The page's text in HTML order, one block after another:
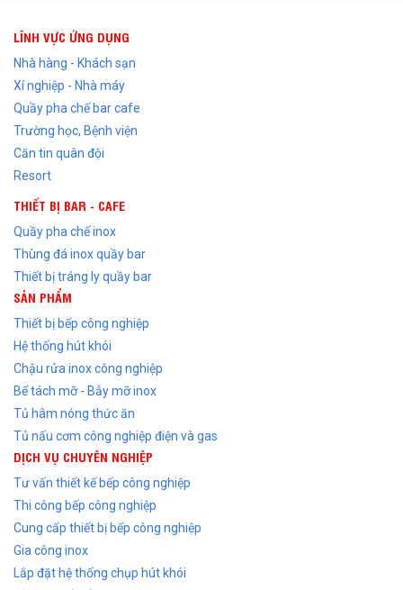
LĨNH VỰC ỨNG DỤNG
Nhà hàng - Khách sạn
Xí nghiệp - Nhà máy
Quầy pha chế bar cafe
Trường học, Bệnh viện
Căn tin quân đội
Resort
THIẾT BỊ BAR - CAFE
Quầy pha chế inox
Thùng đá inox quầy bar
Thiết bị tráng ly quầy bar
SẢN PHẨM
Thiết bị bếp công nghiệp
Hệ thống hút khói
Chậu rửa inox công nghiệp
Bể tách mỡ - Bẫy mỡ inox
Tủ hâm nóng thức ăn
Tủ nấu cơm công nghiệp điện và gas
DỊCH VỤ CHUYÊN NGHIỆP
Tư vấn thiết kế bếp công nghiệp
Thi công bếp công nghiệp
Cung cấp thiết bị bếp công nghiệp
Gia công inox
Lắp đặt hệ thống chụp hút khói